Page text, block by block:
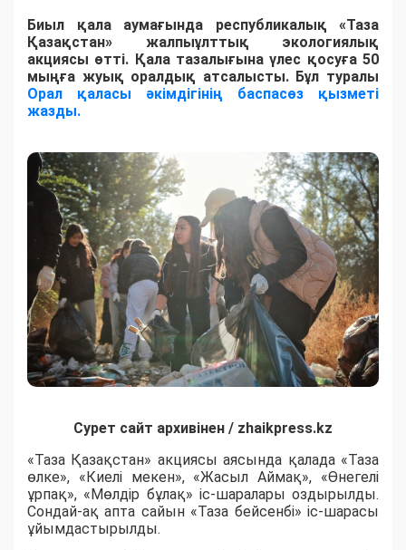
Биыл қала аумағында республикалық «Таза
Қазақстан» жалпыұлттық экологиялық
акциясы өтті. Қала тазалығына үлес қосуға 50
мыңға жуық оралдық атсалысты. Бұл туралы
Орал қаласы әкімдігінің баспасөз қызметі
жазды.
Сурет сайт архивінен / zhaikpress.kz
«Таза Қазақстан» акциясы аясында қалада «Таза
өлке», «Киелі мекен», «Жасыл Аймақ», «Өнегелі
ұрпақ», «Мөлдір бұлақ» іс-шаралары оздырылды.
Сондай-ақ апта сайын «Таза бейсенбі» іс-шарасы
ұйымдастырылды.